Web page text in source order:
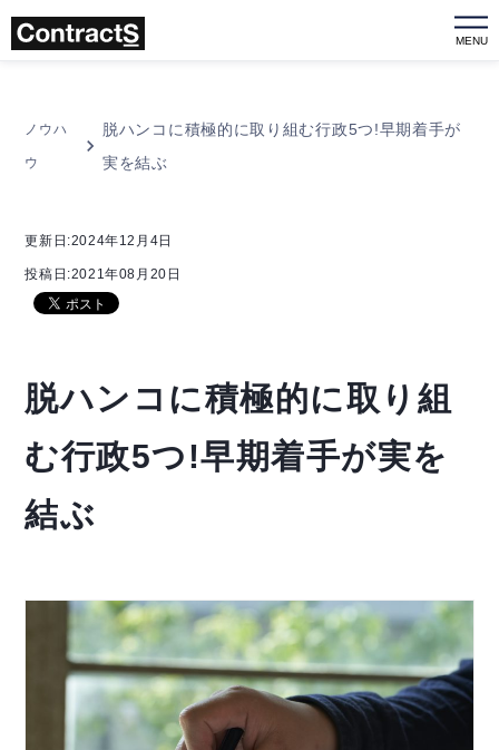
MENU
ノウハ
ウ
脱ハンコに積極的に取り組む行政5つ!早期着手が
実を結ぶ
更新日:2024年12月4日
投稿日:2021年08月20日
脱ハンコに積極的に取り組
む行政5つ!早期着手が実を
結ぶ